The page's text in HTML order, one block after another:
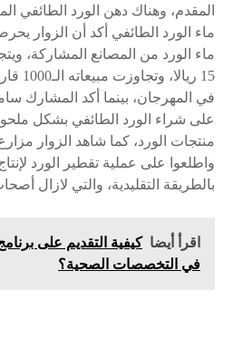
المقدم، وهناك دهن الورد الطائفي
ماء الورد الطائفي أكد أن الزوار
ماء الورد من المصانع المشاركة،
15
في المهرجان، بينما أكد المشارك
على شراء الورد الطائفي بشكل
منتجات الورد، كما شاهد الزوار مزارع
واطلعوا على عملية تقطير الورد
بالطريقة التقليدية، والتي لازال
اقرأ أيضا كيفية التقديم على
في التخصصات الصحية؟